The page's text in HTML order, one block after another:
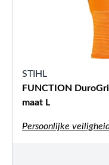
STIHL
FUNCTION
maat L
Persoonlijke